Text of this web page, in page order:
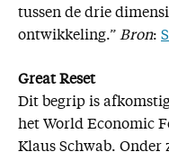
tussen de drie
ontwikkeling.” Bron:
Great Reset
Dit begrip is
het World Economic
Klaus Schwab. Onder